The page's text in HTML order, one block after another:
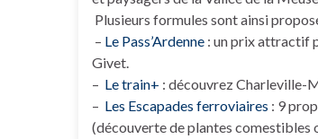
Plusieurs formules sont ainsi
– Le Pass’Ardenne : un prix attractif
Givet.
– Le train+ : découvrez Charleville-
– Les Escapades ferroviaires : 9
(découverte de plantes comestibles